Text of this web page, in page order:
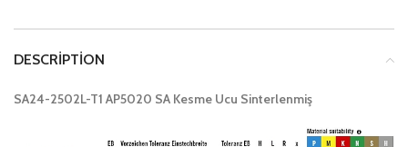
DESCRIPTION
SA24-2502L-T1 AP5020 SA Kesme Ucu Sinterlenmiş